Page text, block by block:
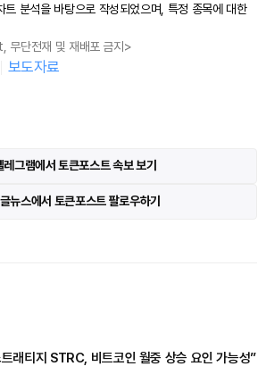
트 분석을 바탕으로 작성되었으며, 특정 종목에 대한
단전재 및 재배포 금지>
보도자료
레그램에서 토큰포스트 속보 보기
뉴스에서 토큰포스트 팔로우하기
래티지 STRC, 비트코인 월중 상승 요인 가능성”